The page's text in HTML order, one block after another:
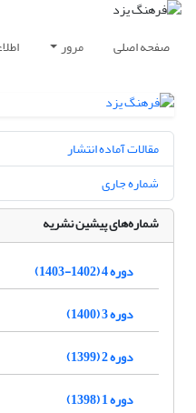
صفحه اصلی مرور
مقالات آماده انتشار
شماره جاری
شماره‌های پیشین نشریه
دوره 4 (1402-1403)
دوره 3 (1400)
دوره 2 (1399)
دوره 1 (1398)